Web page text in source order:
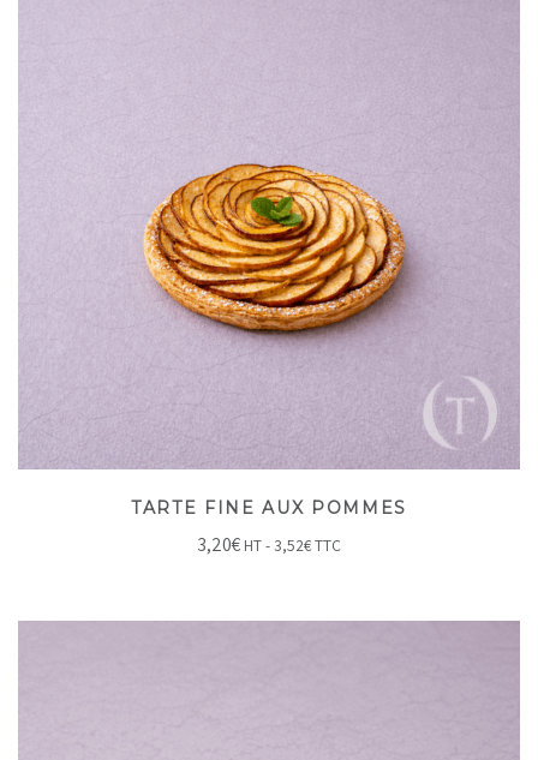
TARTE FINE AUX POMMES
3,20€ HT -3,52€TTC